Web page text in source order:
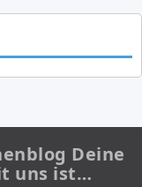
Deine
uns ist…